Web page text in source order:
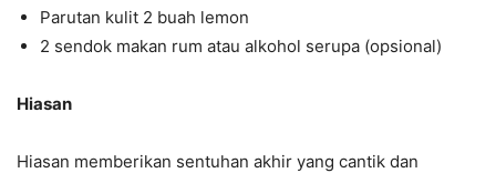
Parutan kulit 2 buah lemon
2 sendok makan rum atau alkohol serupa (opsional)
Hiasan
Hiasan memberikan sentuhan akhir yang cantik dan